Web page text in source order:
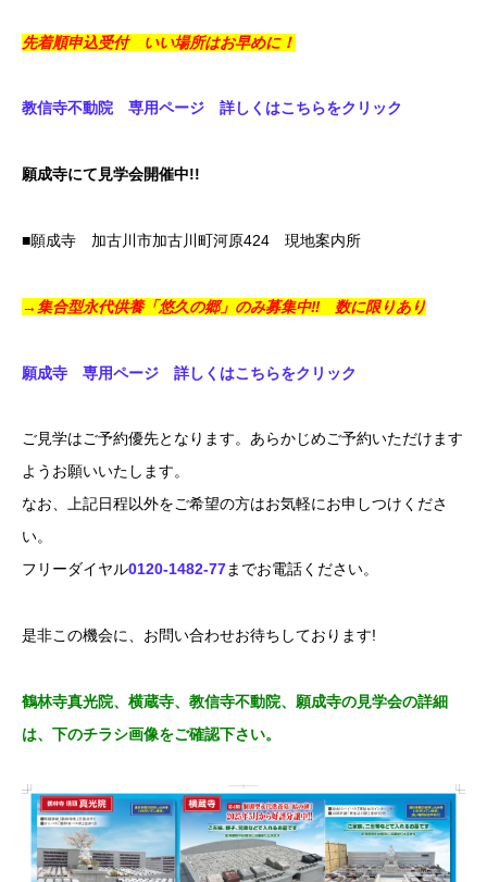
先着順申込受付 いい場所はお早めに！
教信寺不動院 専用ページ 詳しくはこちらをクリック
願成寺にて見学会開催中!!
■願成寺 加古川市加古川町河原424 現地案内所
→集合型永代供養「悠久の郷」のみ募集中‼ 数に限りあり
願成寺 専用ページ 詳しくはこちらをクリック
ご見学はご予約優先となります。あらかじめご予約いただけます
ようお願いいたします。
なお、上記日程以外をご希望の方はお気軽にお申しつけくださ
い。
フリーダイヤル0120-1482-77までお電話ください。
是非この機会に、お問い合わせお待ちしております!
鶴林寺真光院、横蔵寺、教信寺不動院、願成寺の見学会の詳細
は、下のチラシ画像をご確認下さい。